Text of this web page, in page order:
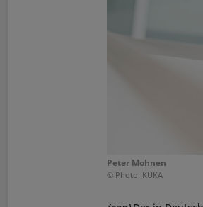
Peter Mohnen
© Photo: KUKA